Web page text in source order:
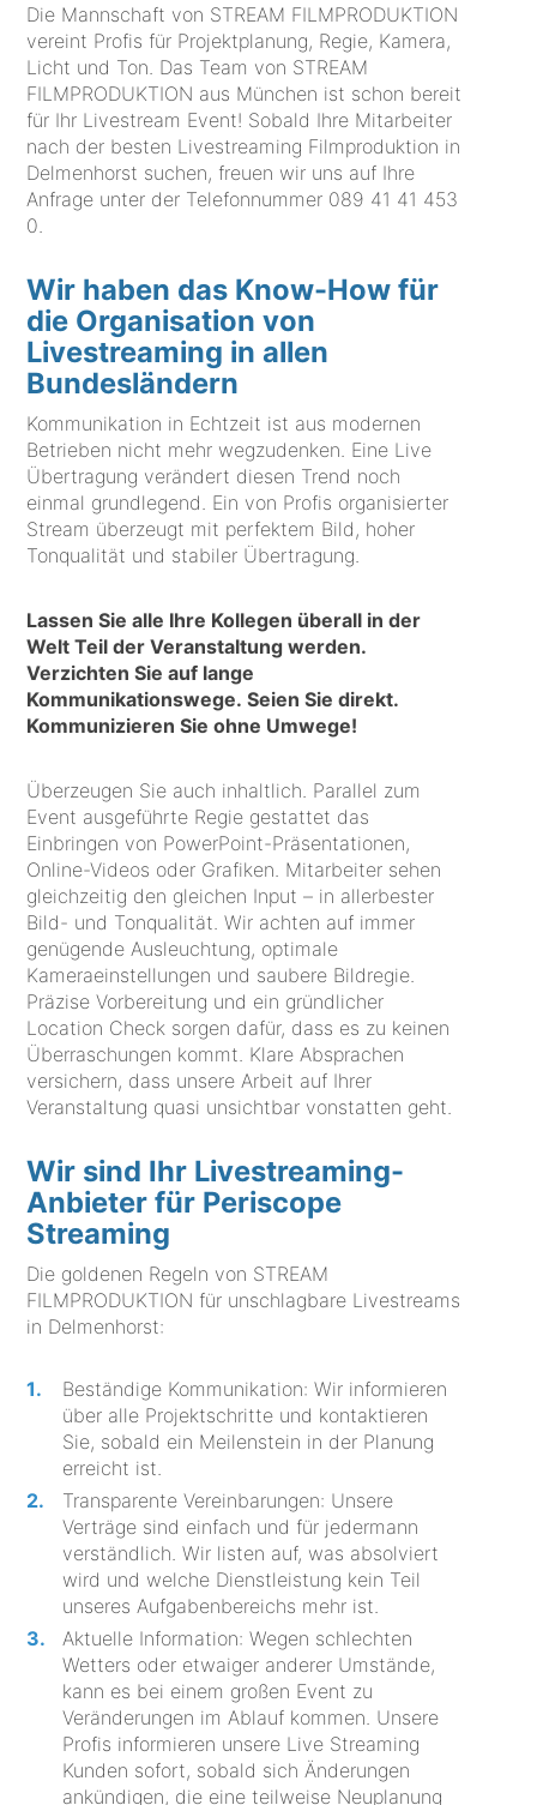
Die Mannschaft von STREAM FILMPRODUKTION
vereint Profis für Projektplanung, Regie, Kamera,
Licht und Ton. Das Team von STREAM
FILMPRODUKTION aus München ist schon bereit
für Ihr Livestream Event! Sobald Ihre Mitarbeiter
nach der besten Livestreaming Filmproduktion in
Delmenhorst suchen, freuen wir uns auf Ihre
Anfrage unter der Telefonnummer 089 41 41 453
0
Wir haben das Know-How für
die Organisation von
Livestreaming in allen
Bundesländern
Kommunikation in Echtzeit ist aus modernen
Betrieben nicht mehr wegzudenken. Eine Live
Übertragung verändert diesen Trend noch
einmal grundlegend. Ein von Profis organisierter
Stream überzeugt mit perfektem Bild, hoher
Tonqualität und stabiler Übertragung.
Lassen Sie alle Ihre Kollegen überall in der
Welt Teil der Veranstaltung werden.
Verzichten Sie auf lange
Kommunikationswege. Seien Sie direkt.
Kommunizieren Sie ohne Umwege!
Überzeugen Sie auch inhaltlich. Parallel zum
Event ausgeführte Regie gestattet das
Einbringen von PowerPoint-Präsentationen,
Online-Videos oder Grafiken. Mitarbeiter sehen
gleichzeitig den gleichen Input – in allerbester
Bild- und Tonqualität. Wir achten auf immer
genügende Ausleuchtung, optimale
Kameraeinstellungen und saubere Bildregie.
Präzise Vorbereitung und ein gründlicher
Location Check sorgen dafür, dass es zu keinen
Überraschungen kommt. Klare Absprachen
versichern, dass unsere Arbeit auf Ihrer
Veranstaltung quasi unsichtbar vonstatten geht.
Wir sind Ihr Livestreaming-
Anbieter für Periscope
Streaming
Die goldenen Regeln von STREAM
FILMPRODUKTION für unschlagbare Livestreams
in Delmenhorst:
Beständige Kommunikation: Wir informieren
über alle Projektschritte und kontaktieren
Sie, sobald ein Meilenstein in der Planung
erreicht ist.
Transparente Vereinbarungen: Unsere
Verträge sind einfach und für jedermann
verständlich. Wir listen auf, was absolviert
wird und welche Dienstleistung kein Teil
unseres Aufgabenbereichs mehr ist.
Aktuelle Information: Wegen schlechten
Wetters oder etwaiger anderer Umstände,
kann es bei einem großen Event zu
Veränderungen im Ablauf kommen. Unsere
Profis informieren unsere Live Streaming
Kunden sofort, sobald sich Änderungen
ankündigen, die eine teilweise Neuplanung